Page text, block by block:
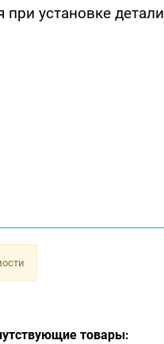
при установке детали
товары: